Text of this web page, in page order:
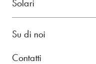
Solari
Su di noi
Contatti